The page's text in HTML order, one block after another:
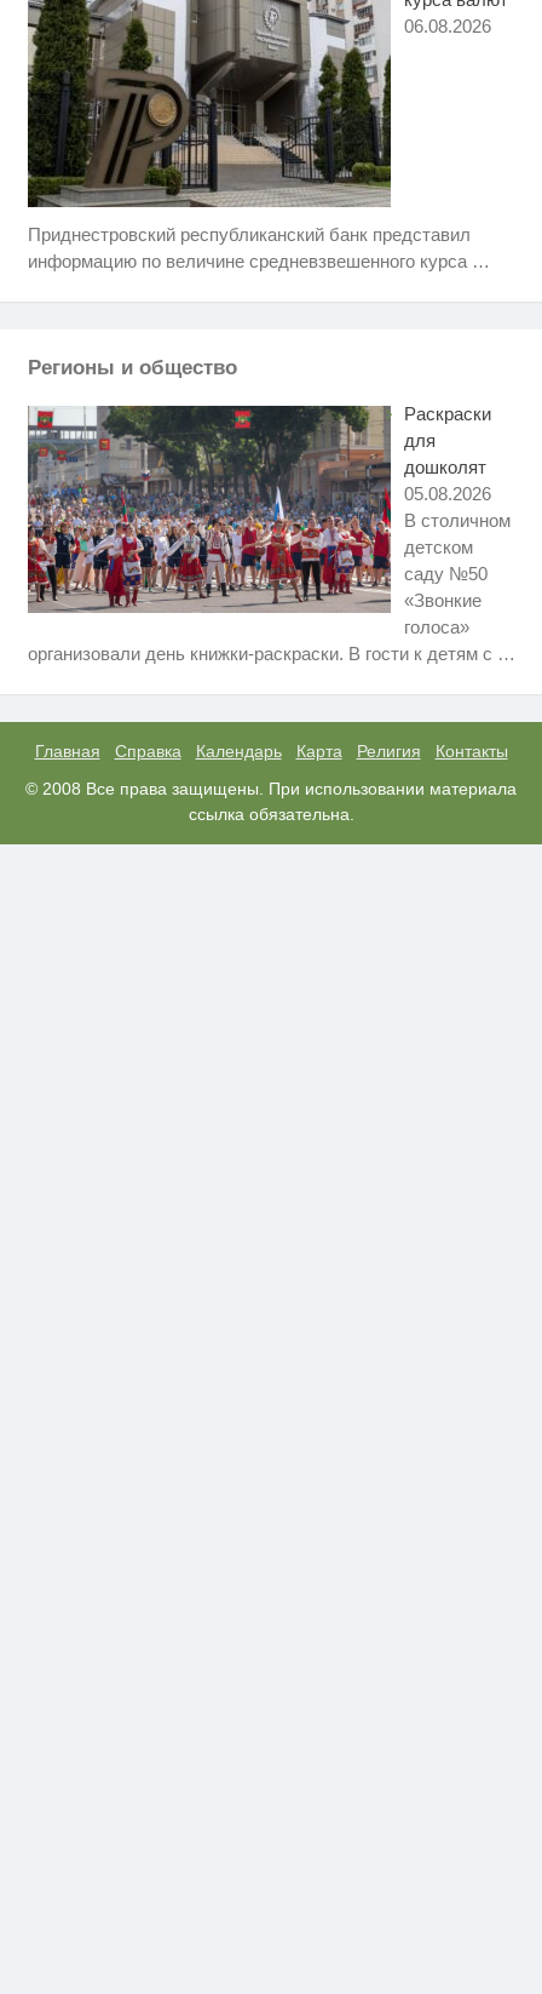
06.08.2026
Приднестровский республиканский банк представил
информацию по величине средневзвешенного курса …
Регионы и общество
Раскраски
для
дошколят
05.08.2026
В столичном
детском
саду №50
«Звонкие
голоса»
организовали день книжки-раскраски. В гости к детям с …
Главная Справка Календарь Карта Религия
Контакты
© 2008 Все права защищены. При использовании материала
ссылка обязательна.
i
Ролик длится несколько секунд,
Ржу не переставая, это видео
Ролик длится пару секунд, но
не оставит равнодушным
i
Ролик из Омска: вы будете
смеяться долго